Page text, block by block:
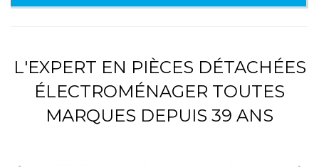
L'EXPERT EN PIÈCES DÉTACHÉES
ÉLECTROMÉNAGER TOUTES
MARQUES DEPUIS 39 ANS